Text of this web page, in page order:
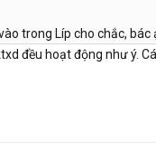
trong Líp cho chắc, bác ạ
đều hoạt động như ý.